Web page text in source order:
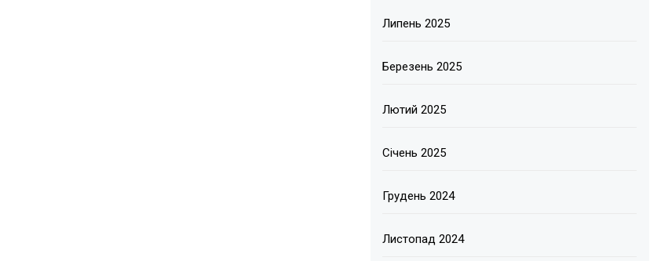
Липень 2025
Березень 2025
Лютий 2025
Січень 2025
Грудень 2024
Листопад 2024